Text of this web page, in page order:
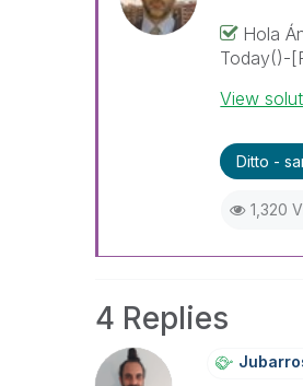
Hola
Today()-
View
Ditto -
1,320
4 Replies